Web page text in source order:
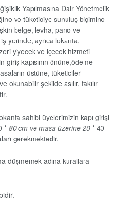
Yapılmasına Dair Yönetmelik
ve tüketiciye sunuluş biçimine
belge, levha, pano ve
yerinde, ayrıca lokanta,
yiyecek ve içecek hizmeti
kapısının önüne,ödeme
üstüne, tüketiciler
okunabilir şekilde asılır, takılır
sahibi üyelerimizin kapı girişi
* 80 cm ve masa üzerine 20 * 40
gerekmektedir.
düşmemek adına kurallara